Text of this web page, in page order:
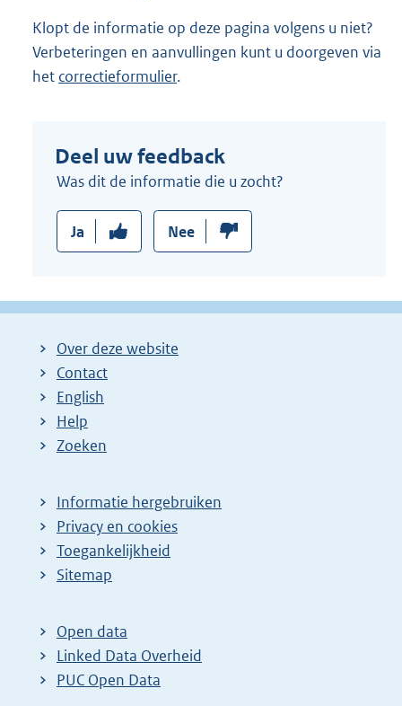
Klopt de informatie op deze pagina volgens u niet?
Verbeteringen en aanvullingen kunt u doorgeven via
het correctieformulier.
Deel uw feedback
Was dit de informatie die u zocht?
Ja Nee
Over deze website
Contact
English
Help
Zoeken
Informatie hergebruiken
Privacy en cookies
Toegankelijkheid
Sitemap
Open data
Linked Data Overheid
PUC Open Data